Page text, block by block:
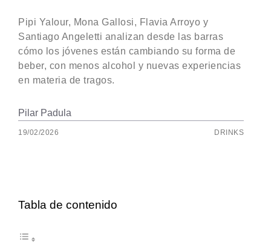
Pipi Yalour, Mona Gallosi, Flavia Arroyo y
Santiago Angeletti analizan desde las barras
cómo los jóvenes están cambiando su forma de
beber, con menos alcohol y nuevas experiencias
en materia de tragos.
Pilar Padula
19/02/2026 DRINKS
Tabla de contenido